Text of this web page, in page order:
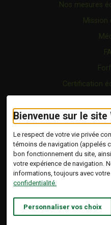
Bienvenue sur le
Le respect de votre vie privée
témoins de navigation (appelés
bon fonctionnement du site,
votre expérience de navigation.
informations, toujours avec votre
confidentialité.
Personnaliser vos choix
Nos mesures
Mission
Certification
Copyright © 2026
Les Pages Vertes |
Politique